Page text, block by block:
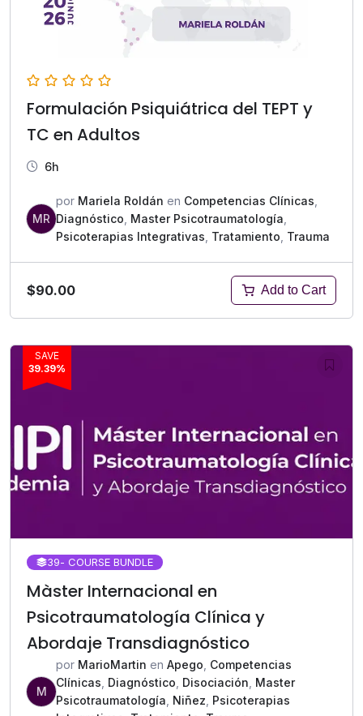
Formulación Psiquiátrica del TEPT y
TC en Adultos
6h
MR
por Mariela Roldán en Competencias Clínicas
Diagnóstico Master Psicotraumatología
Psicoterapias Integrativas Tratamiento Trauma
$90.00 Add to Cart
SAVE
39.39%
39- COURSE BUNDLE
Màster Internacional en
Psicotraumatología Clínica y
Abordaje Transdiagnóstico
M
por MarioMartin en Apego Competencias
Clínicas Diagnóstico Disociación Master
Psicotraumatología Niñez Psicoterapias